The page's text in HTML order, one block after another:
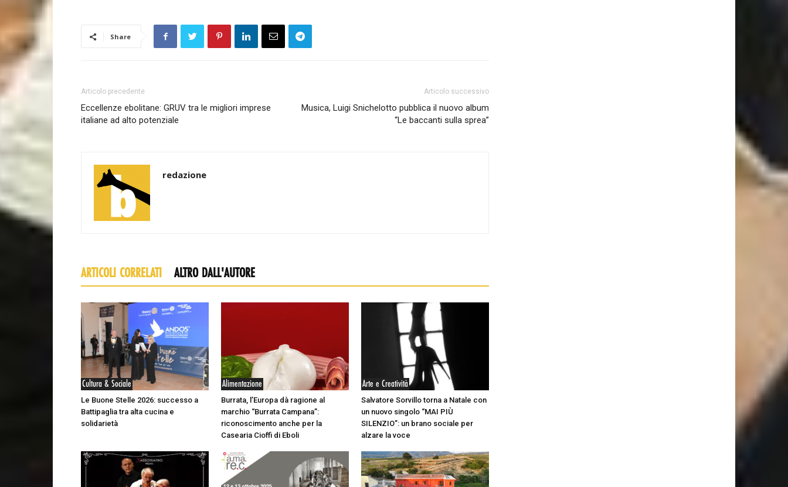
Share
Articolo precedente
Eccellenze ebolitane: GRUV tra le migliori imprese
italiane ad alto potenziale
Articolo successivo
Musica, Luigi Snichelotto pubblica il nuovo album
“Le baccanti sulla sprea”
redazione
ARTICOLI CORRELATI ALTRO DALL'AUTORE
Cultura & Sociale
Le Buone Stelle 2026: successo a
Battipaglia tra alta cucina e
solidarietà
Alimentazione
Burrata, l’Europa dà ragione al
marchio “Burrata Campana”:
riconoscimento anche per la
Casearia Cioffi di Eboli
Arte e Creatività
Salvatore Sorvillo torna a Natale con
un nuovo singolo “MAI PIÙ
SILENZIO”: un brano sociale per
alzare la voce